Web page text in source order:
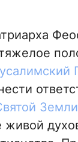
Земли
живой